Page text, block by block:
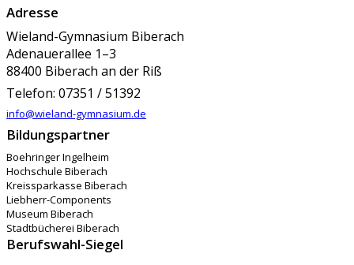
Adresse
Wieland-Gymnasium Biberach
Adenauerallee 1–3
88400 Biberach an der Riß
Telefon: 07351 / 51392
info@wieland-gymnasium.de
Bildungspartner
Boehringer Ingelheim
Hochschule Biberach
Kreissparkasse Biberach
Liebherr-Components
Museum Biberach
Stadtbücherei Biberach
Berufswahl-Siegel